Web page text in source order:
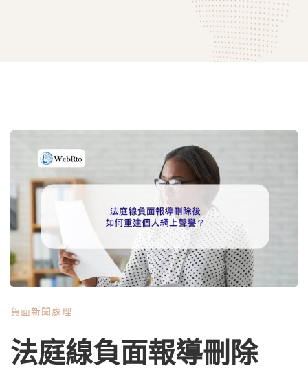
負面新聞處理
法庭線負面報導刪除